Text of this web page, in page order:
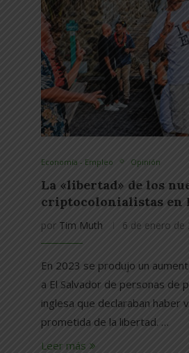
Economía - Empleo Opinión
La «libertad» de los
criptocolonialistas en
por Tim Muth 6 de enero de
En 2023 se produjo un
a El Salvador de personas de
inglesa que declaraban haber
prometida de la libertad. …
Leer más